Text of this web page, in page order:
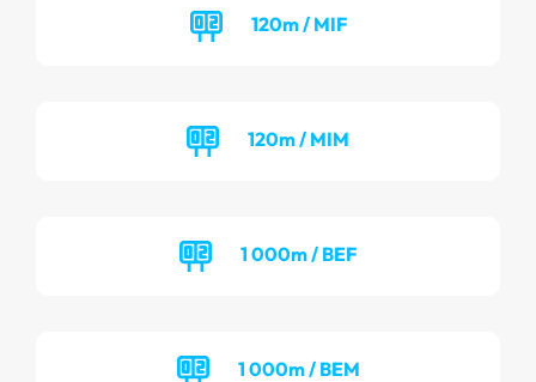
120m / MIF
120m / MIM
1 000m / BEF
1 000m / BEM